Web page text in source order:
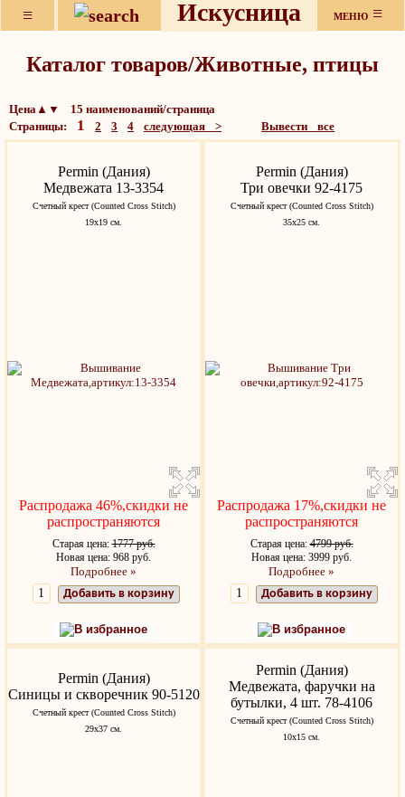
≡ Искусница МЕНЮ ≡
Каталог товаров/Животные, птицы
Цена▲▼ 15 наименований/страница
Страницы: 1 2 3 4 следующая > Вывести все
Permin (Дания)
Медвежата 13-3354
Счетный крест (Counted Cross Stitch)
19х19 см.
Распродажа 46%,скидки не
распространяются
Старая цена:1777 руб.
Новая цена: 968 руб.
Подробнее »
Добавить в корзину
В избранное
Permin (Дания)
Три овечки 92-4175
Счетный крест (Counted Cross Stitch)
35x25 см.
Распродажа 17%,скидки не
распространяются
Старая цена:4799 руб.
Новая цена: 3999 руб.
Подробнее »
Добавить в корзину
В избранное
Permin (Дания)
Синицы и скворечник 90-5120
Счетный крест (Counted Cross Stitch)
29x37 см.
Permin (Дания)
Медвежата, фаручки на
бутылки, 4 шт. 78-4106
Счетный крест (Counted Cross Stitch)
10х15 см.